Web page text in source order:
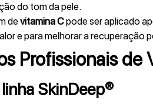
do tom da pele.
devitamina Cpode ser aplicado
e para melhorar a recuperação
Profissionais de
SkinDeep®